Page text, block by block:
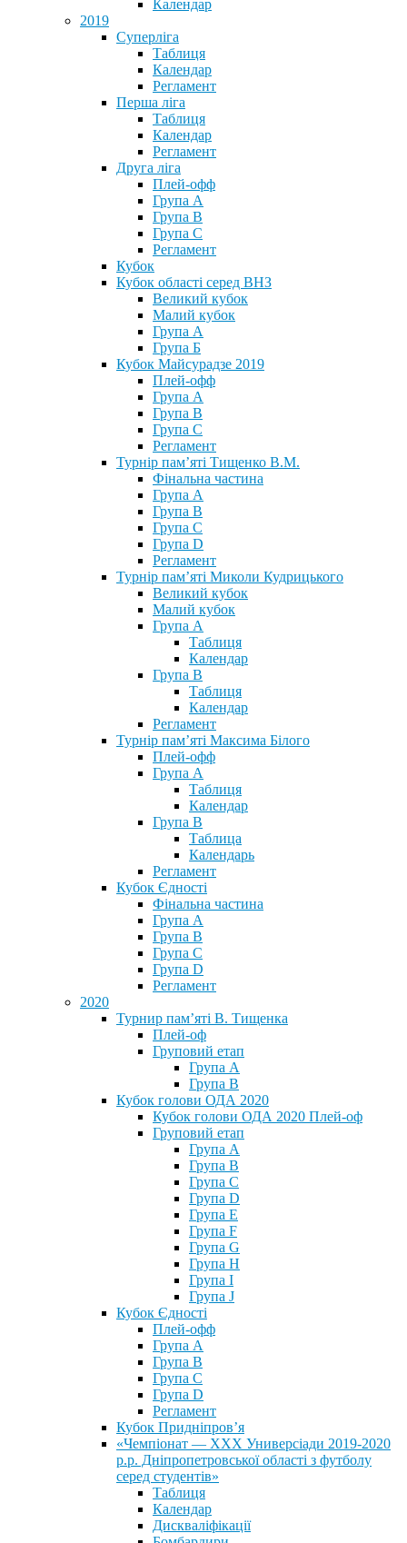
Календар
2019
Суперліга
Таблиця
Календар
Регламент
Перша ліга
Таблиця
Календар
Регламент
Друга ліга
Плей-офф
Група А
Група В
Група С
Регламент
Кубок
Кубок області серед ВНЗ
Великий кубок
Малий кубок
Група А
Група Б
Кубок Майсурадзе 2019
Плей-офф
Група А
Група В
Група С
Регламент
Турнір пам’яті Тищенко В.М.
Фінальна частина
Група А
Група В
Група С
Група D
Регламент
Турнір пам’яті Миколи Кудрицького
Великий кубок
Малий кубок
Група А
Таблиця
Календар
Група В
Таблиця
Календар
Регламент
Турнір пам’яті Максима Білого
Плей-офф
Група А
Таблиця
Календар
Група В
Таблица
Календарь
Регламент
Кубок Єдності
Фінальна частина
Група А
Група В
Група С
Група D
Регламент
2020
Турнир пам’яті В. Тищенка
Плей-оф
Груповий етап
Група А
Група В
Кубок голови ОДА 2020
Кубок голови ОДА 2020 Плей-оф
Груповий етап
Група A
Група B
Група C
Група D
Група E
Група F
Група G
Група H
Група I
Група J
Кубок Єдності
Плей-офф
Група А
Група В
Група С
Група D
Регламент
Кубок Придніпров’я
«Чемпіонат — ХХХ Универсіади 2019-2020
р.р. Дніпропетровської області з футболу
серед студентів»
Таблиця
Календар
Дискваліфікації